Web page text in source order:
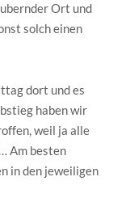
Ort und
solch einen
dort und es
haben wir
weil ja alle
Am besten
in den jeweiligen